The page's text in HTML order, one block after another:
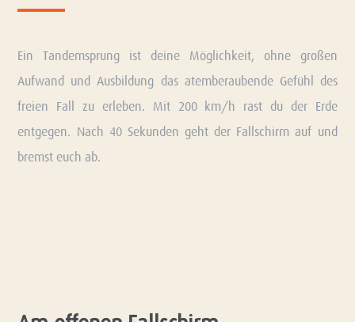
Ein Tandemsprung ist deine Möglichkeit, ohne großen
Aufwand und Ausbildung das atemberaubende Gefühl des
freien Fall zu erleben. Mit 200 km/h rast du der Erde
entgegen. Nach 40 Sekunden geht der Fallschirm auf und
bremst euch ab.